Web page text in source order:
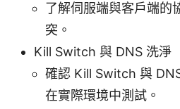
了解伺服端與客戶端的
突。
Kill Switch 與 DNS 洗淨
確認 Kill Switch 與
在實際環境中測試。